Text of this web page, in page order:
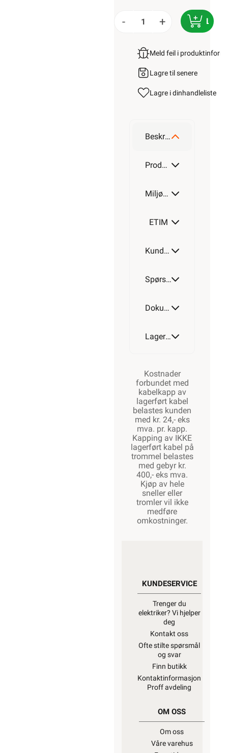
- +
Meld feil i
Lagre til senere
Lagre i dinhandleliste
Beskrivelse
Produktdetaljer
Miljøparametere
ETIM
Kundeomtale
Spørsmål og svar
Dokumentasjon
Lagerstatus
Kostnader
forbundet med
kabelkapp av
lagerført kabel
belastes kunden
med kr. 24,- eks
mva. pr. kapp.
Kapping av IKKE
lagerført kabel på
trommel belastes
med gebyr kr.
400,- eks mva.
Kjøp av hele
sneller eller
tromler vil ikke
medføre
omkostninger.
KUNDESERVICE
Trenger du
elektriker? Vi hjelper
deg
Kontakt oss
Ofte stilte spørsmål
og svar
Finn butikk
Kontaktinformasjon
Proff avdeling
OM OSS
Om oss
Våre varehus